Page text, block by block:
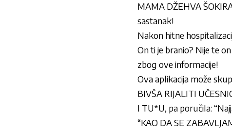
MAMA DŽEHVA
sastanak!
Nakon hitne
On ti je branio? Nije te
zbog ove informacije!
Ova aplikacija može
BIVŠA RIJALITI
I TU*U, pa poručila:
“KAO DA SE